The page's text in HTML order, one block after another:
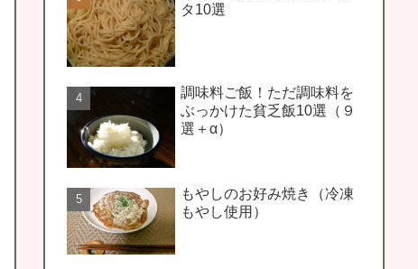
タ10選
調味料ご飯！ただ調味料を
ぶっかけた貧乏飯10選（９
選＋α）
もやしのお好み焼き（冷凍
もやし使用）